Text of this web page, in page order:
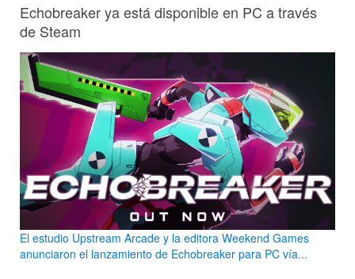
Echobreaker ya está disponible en PC a través
de Steam
El estudio Upstream Arcade y la editora Weekend Games
anunciaron el lanzamiento de Echobreaker para PC vía...